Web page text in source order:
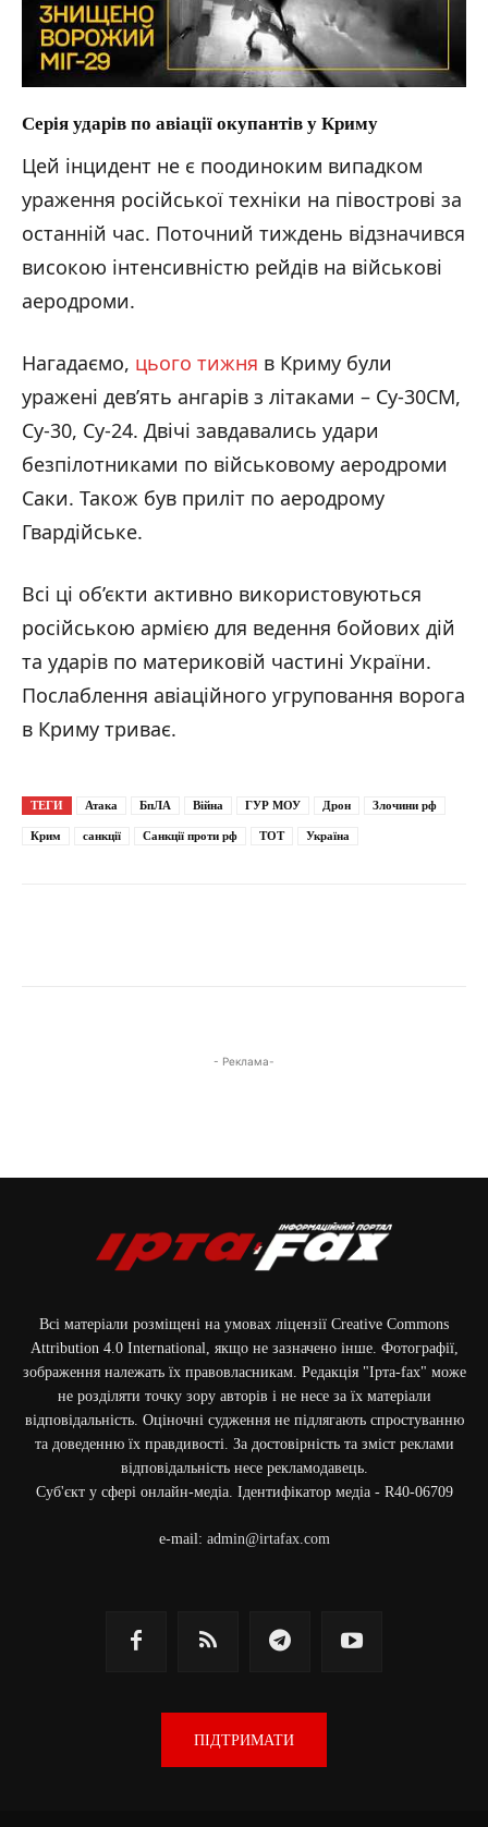
Серія ударів по авіації окупантів у Криму
Цей інцидент не є поодиноким випадком
ураження російської техніки на півострові за
останній час. Поточний тиждень відзначився
високою інтенсивністю рейдів на військові
аеродроми.
Нагадаємо, цього тижня в Криму були
уражені дев’ять ангарів з літаками – Су-30СМ,
Су-30, Су-24. Двічі завдавались удари
безпілотниками по військовому аеродроми
Саки. Також був приліт по аеродрому
Гвардійське.
Всі ці об’єкти активно використовуються
російською армією для ведення бойових дій
та ударів по материковій частині України.
Послаблення авіаційного угруповання ворога
в Криму триває.
ТЕГИ Атака БпЛА Війна ГУР МОУ Дрон Злочини рф
Крим санкції Санкції проти рф ТОТ Україна
- Реклама-
Всі матеріали розміщені на умовах ліцензії Creative Commons
Attribution 4.0 International, якщо не зазначено інше. Фотографії,
зображення належать їх правовласникам. Редакція "Ірта-fax" може
не розділяти точку зору авторів і не несе за їх матеріали
відповідальність. Оціночні судження не підлягають спростуванню
та доведенню їх правдивості. За достовірність та зміст реклами
відповідальність несе рекламодавець.
Cуб'єкт у сфері онлайн-медіа. Ідентифікатор медіа - R40-06709
e-mail: admin@irtafax.com
ПІДТРИМАТИ